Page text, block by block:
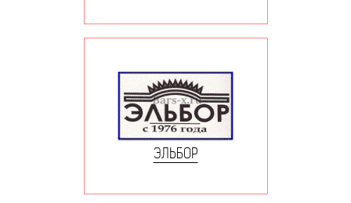
ЭЛЬБОР